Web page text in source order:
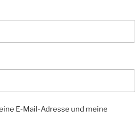
E-Mail-Adresse und meine